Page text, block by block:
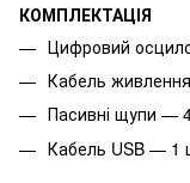
КОМПЛЕКТАЦІЯ
Цифровий
Кабель
Пасивні щупи —
Кабель USB — 1